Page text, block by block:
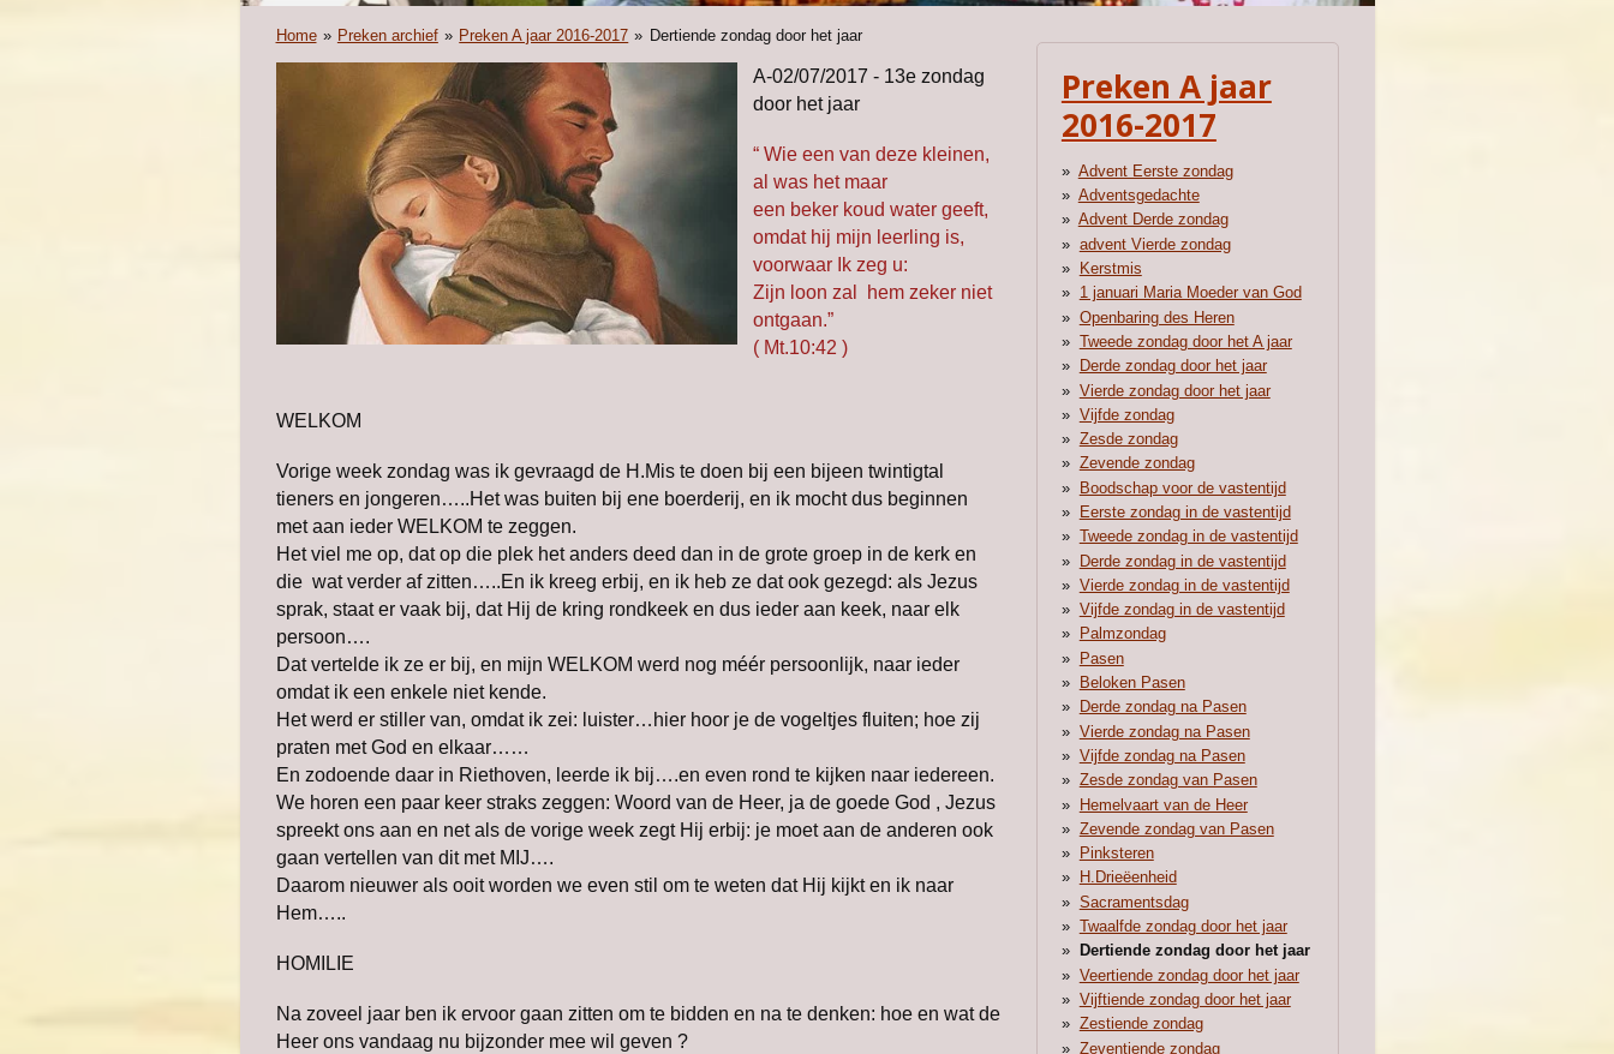
Home » Preken archief » Preken A jaar 2016-2017 » Dertiende zondag door het jaar
A-02/07/2017 - 13e zondag
door het jaar
“ Wie een van deze kleinen,
al was het maar
een beker koud water geeft,
omdat hij mijn leerling is,
voorwaar Ik zeg u:
Zijn loon zal hem zeker niet
ontgaan.”
( Mt.10:42 )
WELKOM
Vorige week zondag was ik gevraagd de H.Mis te doen bij een bijeen twintigtal
tieners en jongeren…..Het was buiten bij ene boerderij, en ik mocht dus beginnen
met aan ieder WELKOM te zeggen.
Het viel me op, dat op die plek het anders deed dan in de grote groep in de kerk en
die wat verder af zitten…..En ik kreeg erbij, en ik heb ze dat ook gezegd: als Jezus
sprak, staat er vaak bij, dat Hij de kring rondkeek en dus ieder aan keek, naar elk
persoon….
Dat vertelde ik ze er bij, en mijn WELKOM werd nog méér persoonlijk, naar ieder
omdat ik een enkele niet kende.
Het werd er stiller van, omdat ik zei: luister…hier hoor je de vogeltjes fluiten; hoe zij
praten met God en elkaar……
En zodoende daar in Riethoven, leerde ik bij….en even rond te kijken naar iedereen.
We horen een paar keer straks zeggen: Woord van de Heer, ja de goede God , Jezus
spreekt ons aan en net als de vorige week zegt Hij erbij: je moet aan de anderen ook
gaan vertellen van dit met MIJ….
Daarom nieuwer als ooit worden we even stil om te weten dat Hij kijkt en ik naar
Hem…..
HOMILIE
Na zoveel jaar ben ik ervoor gaan zitten om te bidden en na te denken: hoe en wat de
Heer ons vandaag nu bijzonder mee wil geven ?
Preken A jaar
2016-2017
Advent Eerste zondag
Adventsgedachte
Advent Derde zondag
advent Vierde zondag
Kerstmis
1 januari Maria Moeder van God
Openbaring des Heren
Tweede zondag door het A jaar
Derde zondag door het jaar
Vierde zondag door het jaar
Vijfde zondag
Zesde zondag
Zevende zondag
Boodschap voor de vastentijd
Eerste zondag in de vastentijd
Tweede zondag in de vastentijd
Derde zondag in de vastentijd
Vierde zondag in de vastentijd
Vijfde zondag in de vastentijd
Palmzondag
Pasen
Beloken Pasen
Derde zondag na Pasen
Vierde zondag na Pasen
Vijfde zondag na Pasen
Zesde zondag van Pasen
Hemelvaart van de Heer
Zevende zondag van Pasen
Pinksteren
H.Drieëenheid
Sacramentsdag
Twaalfde zondag door het jaar
Dertiende zondag door het jaar
Veertiende zondag door het jaar
Vijftiende zondag door het jaar
Zestiende zondag
Zeventiende zondag